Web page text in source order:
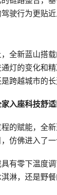
驶行为更贴
全新蓝山搭
灯的变化和
跨越城市的
家入座科技舒
的赋能，全
仿佛进入了
有零下温度
淋，还是野